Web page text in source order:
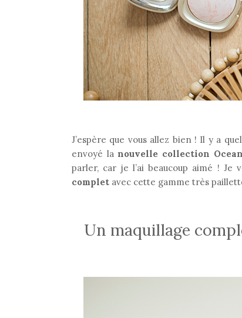
J’espère que vous allez bien ! Il y a
envoyé lanouvelle collection
parler, car je l’ai beaucoup aimé ! Je
complet avec cette gamme très
Un maquillage